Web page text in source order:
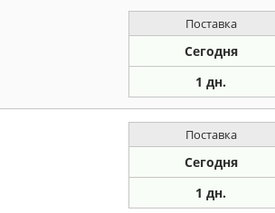
Поставка
Сегодня
1 дн.
Поставка
Сегодня
1 дн.